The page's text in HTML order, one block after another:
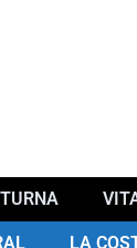
LA